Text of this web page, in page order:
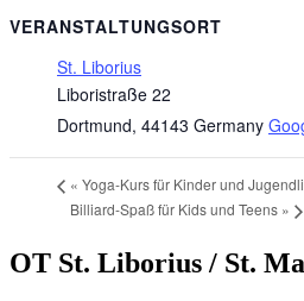
VERANSTALTUNGSORT
St. Liborius
Liboristraße 22
Dortmund, 44143 Germany
« Yoga-Kurs für Kinder und
Billiard-Spaß für Kids und Teens »
OT St. Liborius / St.